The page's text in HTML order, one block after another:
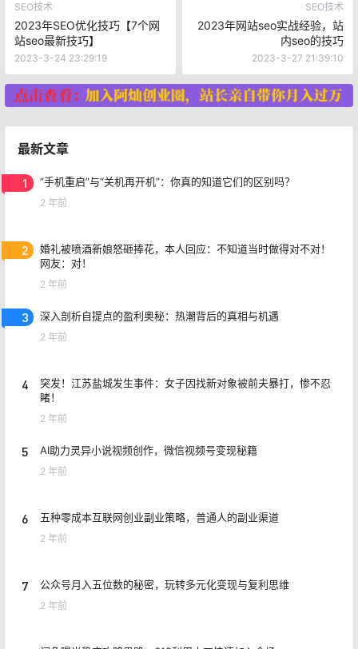
SEO技术
2023年SEO优化技巧【7个网
站seo最新技巧】
2023-3-24 23:29:19
SEO技术
2023年网站seo实战经验，站
内seo的技巧
2023-3-27 21:39:10
最新文章
1 “手机重启”与“关机再开机”：你真的知道它们的区别吗？
2 年前
2
婚礼被喷酒新娘怒砸捧花，本人回应：不知道当时做得对不对！
网友：对！
2 年前
3 深入剖析自提点的盈利奥秘：热潮背后的真相与机遇
2 年前
4
突发！江苏盐城发生事件：女子因找新对象被前夫暴打，惨不忍
睹！
2 年前
5 AI助力灵异小说视频创作，微信视频号变现秘籍
2 年前
6 五种零成本互联网创业副业策略，普通人的副业渠道
2 年前
7 公众号月入五位数的秘密，玩转多元化变现与复利思维
2 年前